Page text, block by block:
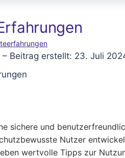
– Beitrag erstellt: 23. Juli
sichere und
Nutzer
wertvolle Tipps zur